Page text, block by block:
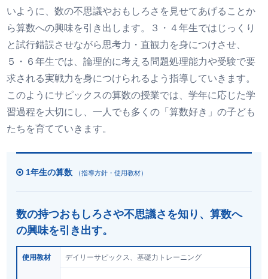
いように、数の不思議やおもしろさを見せてあげることか
ら算数への興味を引き出します。３・４年生ではじっくり
と試行錯誤させながら思考力・直観力を身につけさせ、
５・６年生では、論理的に考える問題処理能力や受験で要
求される実戦力を身につけられるよう指導していきます。
このようにサピックスの算数の授業では、学年に応じた学
習過程を大切にし、一人でも多くの「算数好き」の子ども
たちを育てていきます。
1年生の算数 （指導方針・使用教材）
数の持つおもしろさや不思議さを知り、算数へ
の興味を引き出す。
使用教材 デイリーサピックス、基礎力トレーニング